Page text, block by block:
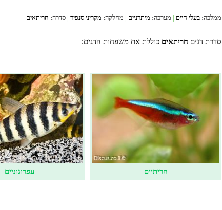
ממלכה: בעלי חיים | מערכה: מיתרניים | מחלקה: מקריני סנפיר | סדרה: חריתאים
סדרת דגים חריתאים כוללת את משפחות הדגים:
חריתיים עפרונוניים